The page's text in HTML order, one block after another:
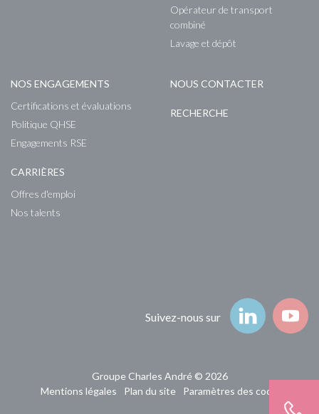
Opérateur de transport
combiné
Lavage et dépôt
NOS ENGAGEMENTS
Certifications et évaluations
Politique QHSE
Engagements RSE
CARRIÈRES
Offres d'emploi
Nos talents
NOUS CONTACTER
RECHERCHE
Suivez-nous sur
Groupe Charles André © 2026
Mentions légales
Plan du site Paramètres des cookies